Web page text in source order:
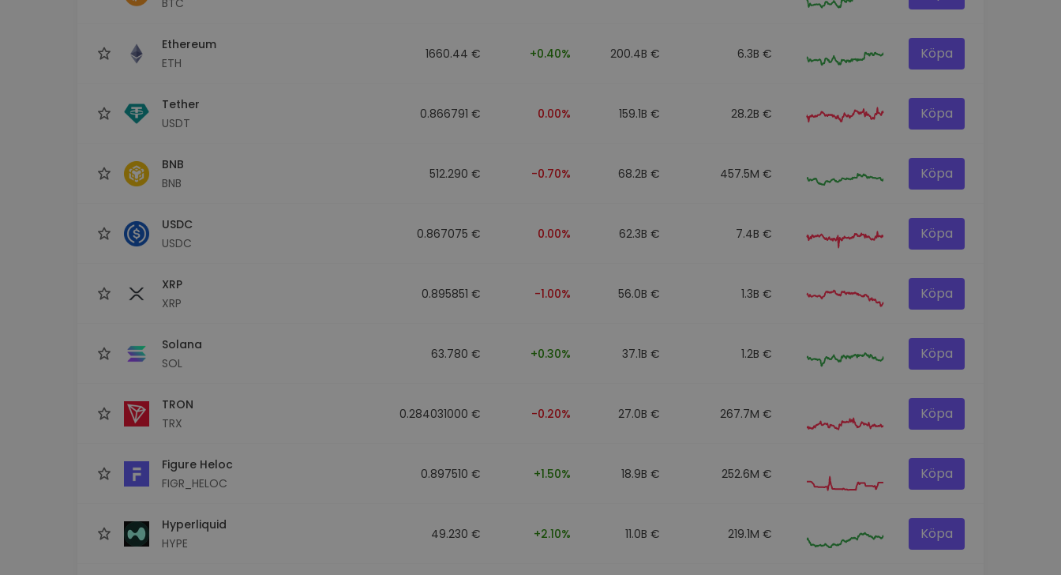
Ethereum
ETH
1660.44 € +0.40% 200.4B € 6.3B € Köpa
Tether
USDT
0.866791 € 0.00% 159.1B € 28.2B € Köpa
BNB
BNB
512.290 € -0.70% 68.2B € 457.5M € Köpa
USDC
USDC
0.867075 € 0.00% 62.3B € 7.4B € Köpa
XRP
XRP
0.895851 € -1.00% 56.0B € 1.3B € Köpa
Solana
SOL
63.780 € +0.30% 37.1B € 1.2B € Köpa
TRON
TRX
0.284031000 € -0.20% 27.0B € 267.7M € Köpa
Figure Heloc
FIGR_HELOC
0.897510 € +1.50% 18.9B € 252.6M € Köpa
Hyperliquid
HYPE
49.230 € +2.10% 11.0B € 219.1M € Köpa